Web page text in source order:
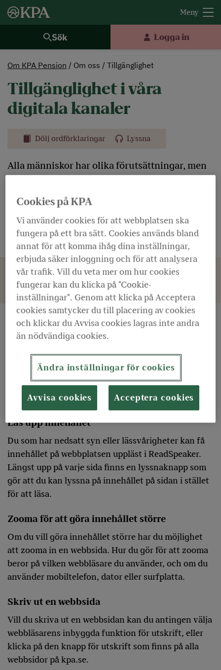
Sök Logga in
Om KPA Pension Om oss Tillgänglighet
Tillgänglighet i våra
digitala kanaler
Dölj ordförklaringar Lyssna
Alla människor har olika förutsättningar, men
webbplats fungerar. Vår information och våra
tjänster är till för alla. Därför arbetar vi hela
tiden med att förbättra tillgängligheten på
webbplatsen.
Upplever du problem med tillgängligheten
på webbplatsen? Låt oss veta!
Navigera med tangentbordet
Om du inte kan eller vill använda en mus kan du
navigera med hjälp av tangentbordet i stället.
Använd tab-tangenten (fungerar i de flesta
webbläsare) för att gå från en länk till nästa. Välj
Enter eller Retur för att klicka på länken.
Läs upp innehållet
Du som har nedsatt syn eller lässvårigheter kan få
innehållet på webbplatsen uppläst i ReadSpeaker.
Längst upp på varje sida finns en lyssnaknapp som
gör att du kan lyssna på innehållet på sidan i stället
för att läsa.
Zooma för att göra innehållet större
Om du vill göra innehållet större har du möjlighet
att zooma in en webbsida. Hur du gör för att zooma
beror på vilken webbläsare du använder, och om du
använder mobiltelefon, dator eller surfplatta.
Skriv ut en webbsida
Vill du skriva ut en webbsidan kan du antingen välja
webbläsarens inbyggda funktion för utskrift, eller
klicka på den knapp för utskrift som finns på alla
webbsidor på kpa.se.
Cookies på KPA
Vi använder cookies för att webbplatsen ska
fungera på ett bra sätt. Cookies används bland
annat för att komma ihåg dina inställningar,
erbjuda säker inloggning och för att analysera
vår trafik. Vill du veta mer om hur cookies
fungerar kan du klicka på "Cookie-
inställningar". Genom att klicka på Acceptera
cookies samtycker du till placering av cookies
och klickar du Avvisa cookies lagras inte andra
än nödvändiga cookies.
Ändra inställningar för cookies
Avvisa cookies Acceptera cookies